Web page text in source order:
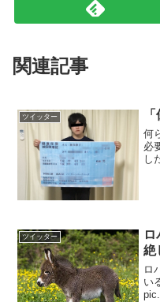
関連記事
ツイッター
何
必
し
ツイッター
絶
ロ
い